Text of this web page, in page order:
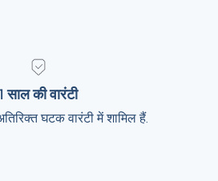
1 साल की वारंटी
घटक वारंटी में शामिल हैं.
1 साल की वारंटी
घटक वारंटी में शामिल हैं.